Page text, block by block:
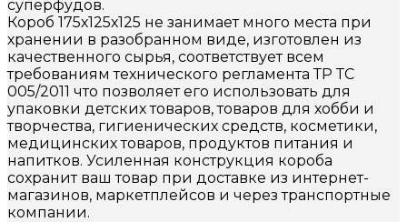
суперфудов.
Короб 175х125х125 не занимает много места при
хранении в разобранном виде, изготовлен из
качественного сырья, соответствует всем
требованиям технического регламента ТР ТС
005/2011 что позволяет его использовать для
упаковки детских товаров, товаров для хобби и
творчества, гигиенических средств, косметики,
медицинских товаров, продуктов питания и
напитков. Усиленная конструкция короба
сохранит ваш товар при доставке из интернет-
магазинов, маркетплейсов и через транспортные
компании.